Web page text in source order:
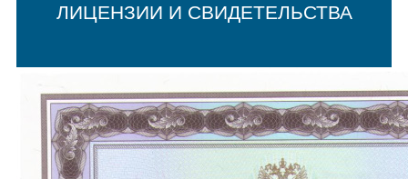
ЛИЦЕНЗИИ И СВИДЕТЕЛЬСТВА